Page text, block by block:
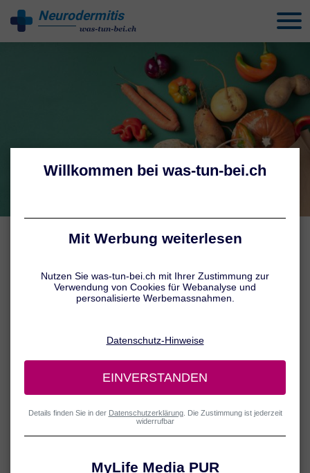
Neurodermitisbehandeln
ALLERGIEN & CO.
Ernährung bei Neurodermitis
Kann die Ernährung den Hautzustand verschlechtern? Sind
bestimmte Lebensmittel besonders kritisch? Und gibt es eine
Gibt es eine Neurodermitis-Diät?
Im Einzelfall können verschiedene Lebensmittel tatsächlich als
Trigger wirken und den Zustand der Haut verschlechtern
allerdings deutlich seltener der Fall, als gemeinhin angenommen